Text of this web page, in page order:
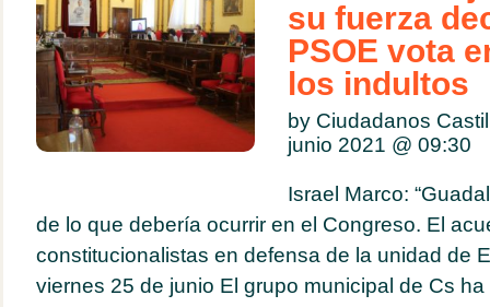
su fuerza
PSOE vota
los indultos
by Ciudadanos
junio 2021 @ 09:30
Israel Marco:
de lo que debería ocurrir en el Congreso. El
constitucionalistas en defensa de la unidad de
viernes 25 de junio El grupo municipal de Cs ha